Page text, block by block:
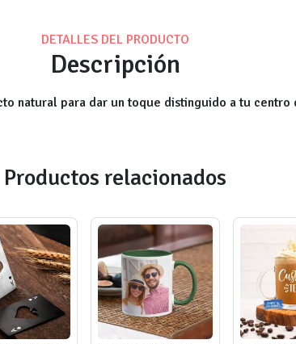
DETALLES DEL PRODUCTO
Descripción
natural para dar un toque distinguido a tu centro
Productos relacionados